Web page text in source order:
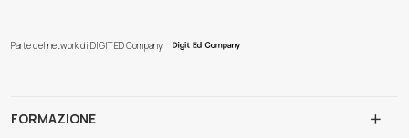
Parte del network di DIGIT ED Company
FORMAZIONE